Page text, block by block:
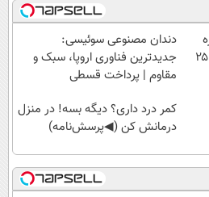
ایمپلنت تهران پر کنید ! | فقط ۲۵
دندان مصنوعی سوئیسی:
جدیدترین فناوری اروپا، سبک و
مقاوم | پرداخت قسطی
کمر درد داری؟ دیگه بسه! در منزل
درمانش کن (◀پرسش‌نامه)